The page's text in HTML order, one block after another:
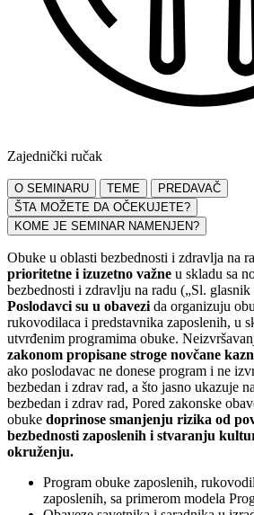
Zajednički ručak
O SEMINARU TEME
PREDAVAČ
ŠTA MOŽETE DA OČEKUJETE?
KOME JE SEMINAR NAMENJEN?
Obuke u oblasti bezbednosti i zdravlja na
prioritetne i izuzetno važne u skladu sa
bezbednosti i zdravlju na radu („Sl.
Poslodavci su u obavezi da organizuju
rukovodilaca i predstavnika zaposlenih, u
utvrđenim programima obuke.
zakonom propisane stroge novčane
ako poslodavac ne donese program i ne
bezbedan i zdrav rad, a što jasno ukazuje
bezbedan i zdrav rad, Pored zakonske
obuke doprinose smanjenju rizika od
bezbednosti zaposlenih i stvaranju
okruženju.
Program obuke zaposlenih,
zaposlenih, sa primerom modela